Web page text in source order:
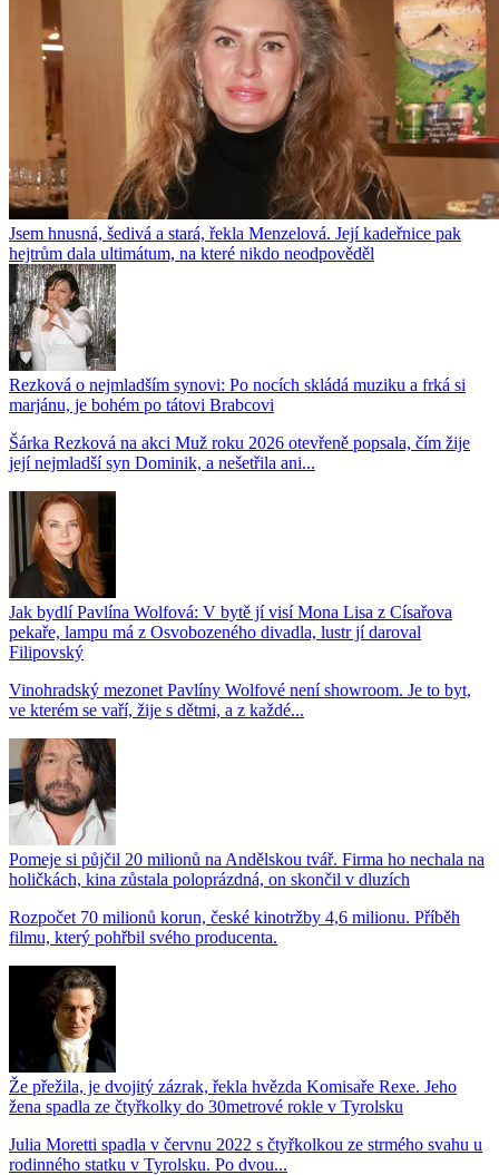
Jsem hnusná, šedivá a stará, řekla Menzelová. Její kadeřnice pak
hejtrům dala ultimátum, na které nikdo neodpověděl
Rezková o nejmladším synovi: Po nocích skládá muziku a frká si
marjánu, je bohém po tátovi Brabcovi
Šárka Rezková na akci Muž roku 2026 otevřeně popsala, čím žije
její nejmladší syn Dominik, a nešetřila ani...
Jak bydlí Pavlína Wolfová: V bytě jí visí Mona Lisa z Císařova
pekaře, lampu má z Osvobozeného divadla, lustr jí daroval
Filipovský
Vinohradský mezonet Pavlíny Wolfové není showroom. Je to byt,
ve kterém se vaří, žije s dětmi, a z každé...
Pomeje si půjčil 20 milionů na Andělskou tvář. Firma ho nechala na
holičkách, kina zůstala poloprázdná, on skončil v dluzích
Rozpočet 70 milionů korun, české kinotržby 4,6 milionu. Příběh
filmu, který pohřbil svého producenta.
Že přežila, je dvojitý zázrak, řekla hvězda Komisaře Rexe. Jeho
žena spadla ze čtyřkolky do 30metrové rokle v Tyrolsku
Julia Moretti spadla v červnu 2022 s čtyřkolkou ze strmého svahu u
rodinného statku v Tyrolsku. Po dvou...